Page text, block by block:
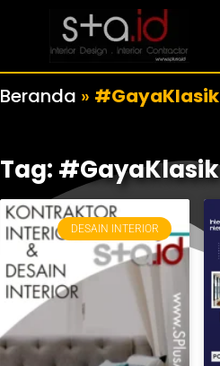
Beranda » #GayaKlasik
Tag: #GayaKlasik
DESAIN INTERIOR